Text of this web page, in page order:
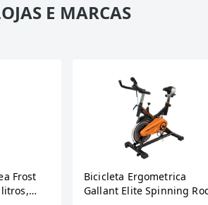
E MARCAS
Frost
litros,
Bicicleta Ergometrica
Gallant Elite Spinning